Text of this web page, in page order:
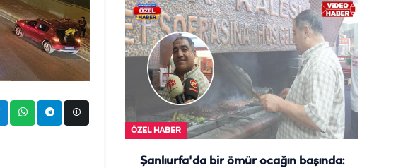
ÖZEL HABER
Şanlıurfa'da bir ömür ocağın başında: